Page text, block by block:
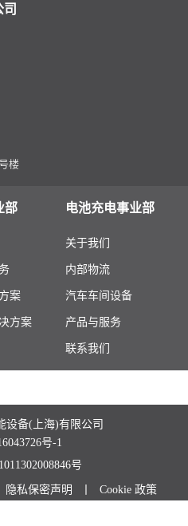
楼
部
案
方案
电池充电事业部
关于我们
内部物流
汽车车间设备
产品与服务
联系我们
设备(上海)有限公司
号-1
号
隐私保密声明 Cookie 政策